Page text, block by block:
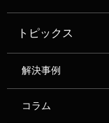
トピックス
解決事例
コラム